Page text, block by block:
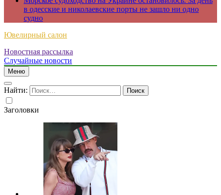
в одесские и николаевские порты не зашло ни одно
судно
Ювелирный салон
Новостная рассылка
Случайные новости
Меню
Найти:
Заголовки